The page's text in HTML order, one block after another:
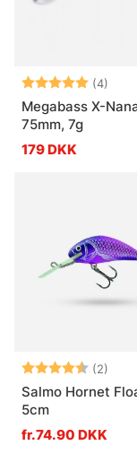
Vurdering: (4)
Megabass X-
75mm, 7g
179 DKK
Vurdering: (2)
Salmo Hornet
5cm
fr.74.90 DKK